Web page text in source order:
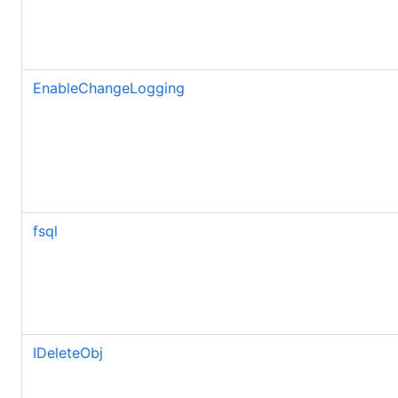
EnableChangeLogging
fsql
IDeleteObj